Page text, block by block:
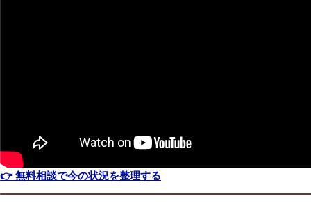
👉 無料相談で今の状況を整理する